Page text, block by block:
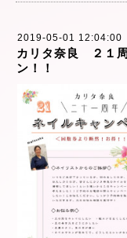
2019-05-01 12:04:00
カリタ奈良 ２１
ン！！